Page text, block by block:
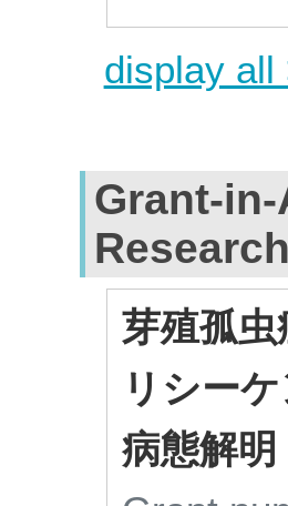
display all
Grant-
芽殖孤
リシー
病態解明